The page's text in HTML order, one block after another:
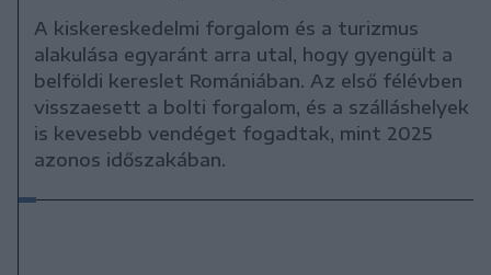
A kiskereskedelmi forgalom és a turizmus
alakulása egyaránt arra utal, hogy gyengült a
belföldi kereslet Romániában. Az első félévben
visszaesett a bolti forgalom, és a szálláshelyek
is kevesebb vendéget fogadtak, mint 2025
azonos időszakában.